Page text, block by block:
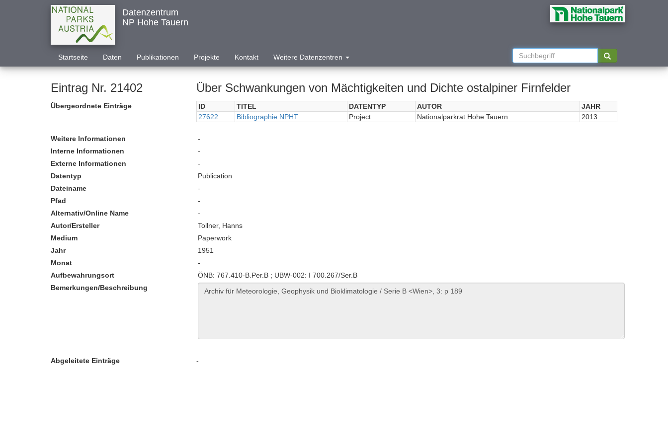
Datenzentrum
NP Hohe Tauern
Startseite Daten Publikationen Projekte Kontakt Weitere Datenzentren
Eintrag Nr. 21402 Über Schwankungen von Mächtigkeiten und Dichte ostalpiner Firnfelder
Übergeordnete Einträge ID TITEL DATENTYP AUTOR
JAHR
27622
Bibliographie NPHT Project Nationalparkrat Hohe Tauern 2013
Weitere Informationen
-
Interne Informationen
-
Externe Informationen
-
Datentyp
Publication
Dateiname
-
Pfad
-
Alternativ/Online Name
-
Autor/Ersteller
Tollner, Hanns
Medium
Paperwork
Jahr
1951
Monat
-
Aufbewahrungsort
ÖNB: 767.410-B.Per.B ; UBW-002: I 700.267/Ser.B
Bemerkungen/Beschreibung
Abgeleitete Einträge -